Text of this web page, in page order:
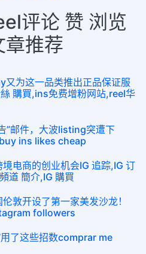
评论 赞 浏览
推荐
又为这一品类推出正品保证服
購買,ins免费增粉网站,reel华
”邮件，大波listing突遭下
ins likes cheap
电商的创业机会IG 追踪,IG 订
道 簡介,IG 購買
敦开设了第一家美发沙龙！
followers
了这些招数comprar me